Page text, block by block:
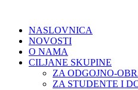
NASLOVNICA
NOVOSTI
O NAMA
CILJANE SKUPINE
ZA ODGOJNO-
ZA STUDENTE I